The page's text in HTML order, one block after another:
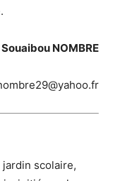
Souaibou NOMBRE
scolaire,